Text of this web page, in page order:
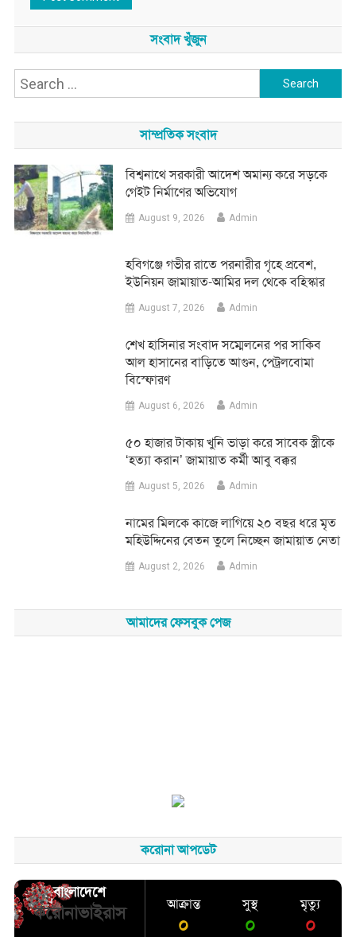
সংবাদ খুঁজুন
Search
সাম্প্রতিক সংবাদ
বিশ্বনাথে সরকারী আদেশ অমান্য করে সড়কে
গেইট নির্মাণের অভিযোগ
August 9, 2026 Admin
হবিগঞ্জে গভীর রাতে পরনারীর গৃহে প্রবেশ,
ইউনিয়ন জামায়াত-আমির দল থেকে বহিস্কার
August 7, 2026 Admin
শেখ হাসিনার সংবাদ সম্মেলনের পর সাকিব
আল হাসানের বাড়িতে আগুন, পেট্রলবোমা
বিস্ফোরণ
August 6, 2026 Admin
৫০ হাজার টাকায় খুনি ভাড়া করে সাবেক স্ত্রীকে
‘হত্যা করান’ জামায়াত কর্মী আবু বক্কর
August 5, 2026 Admin
নামের মিলকে কাজে লাগিয়ে ২০ বছর ধরে মৃত
মহিউদ্দিনের বেতন তুলে নিচ্ছেন জামায়াত নেতা
August 2, 2026 Admin
আমাদের ফেসবুক পেজ
করোনা আপডেট
বাংলাদেশে
করোনাভাইরাস আক্রান্ত
০
সুস্থ
০
মৃত্যু
০